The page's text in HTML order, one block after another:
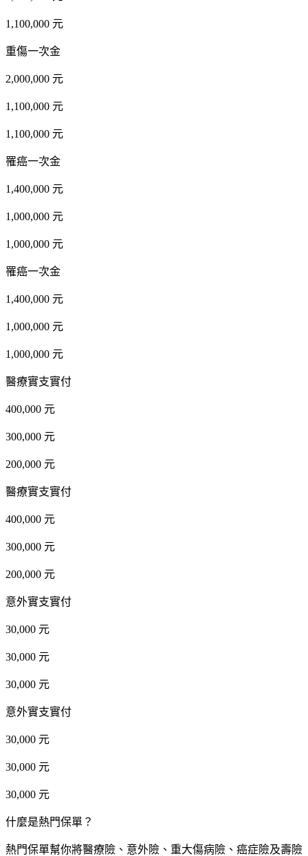
1,100,000 元
重傷一次金
2,000,000 元
1,100,000 元
1,100,000 元
罹癌一次金
1,400,000 元
1,000,000 元
1,000,000 元
罹癌一次金
1,400,000 元
1,000,000 元
1,000,000 元
醫療實支實付
400,000 元
300,000 元
200,000 元
醫療實支實付
400,000 元
300,000 元
200,000 元
意外實支實付
30,000 元
30,000 元
30,000 元
意外實支實付
30,000 元
30,000 元
30,000 元
什麼是熱門保單？
熱門保單幫你將醫療險、意外險、重大傷病險、癌症險及壽險